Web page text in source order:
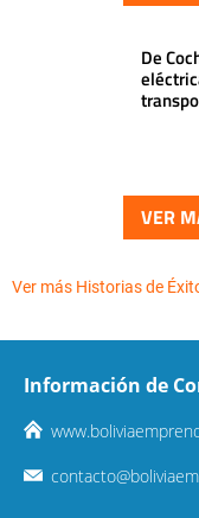
De
VER
Ver más Historias de
Información de